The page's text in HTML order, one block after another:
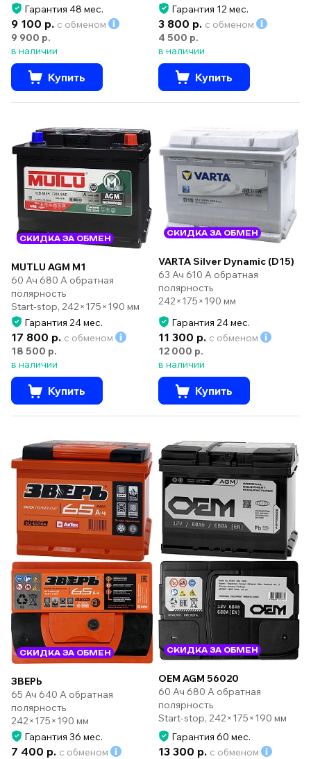
Гарантия 48 мес.
9 100 р. с обменом
9 900 р.
в наличии
Купить
Гарантия 12 мес.
3 800 р. с обменом
4 500 р.
в наличии
Купить
СКИДКА ЗА ОБМЕН
MUTLU AGM M1
60 Ач 680 А обратная
полярность
Start-stop, 242×175×190 мм
Гарантия 24 мес.
17 800 р. с обменом
18 500 р.
в наличии
Купить
СКИДКА ЗА ОБМЕН
VARTA Silver Dynamic (D15)
63 Ач 610 А обратная
полярность
242×175×190 мм
Гарантия 24 мес.
11 300 р. с обменом
12 000 р.
в наличии
Купить
СКИДКА ЗА ОБМЕН
ЗВЕРЬ
65 Ач 640 А обратная
полярность
242×175×190 мм
Гарантия 36 мес.
7 400 р. с обменом
СКИДКА ЗА ОБМЕН
OEM AGM 56020
60 Ач 680 А обратная
полярность
Start-stop, 242×175×190 мм
Гарантия 60 мес.
13 300 р. с обменом